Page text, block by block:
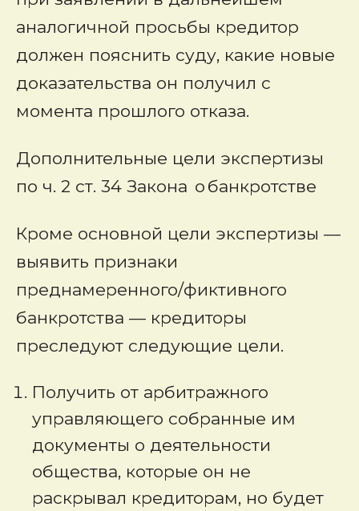
аналогичной просьбы кредитор
должен пояснить суду, какие новые
доказательства он получил с
момента прошлого отказа.
Дополнительные цели экспертизы
по ч. 2 ст. 34 Закона о банкротстве
Кроме основной цели экспертизы —
выявить признаки
преднамеренного/фиктивного
банкротства — кредиторы
преследуют следующие цели.
Получить от арбитражного
управляющего собранные им
документы о деятельности
общества, которые он не
раскрывал кредиторам, но будет